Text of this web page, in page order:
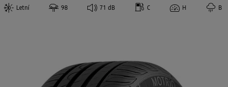
Letní 98 71 dB C H B